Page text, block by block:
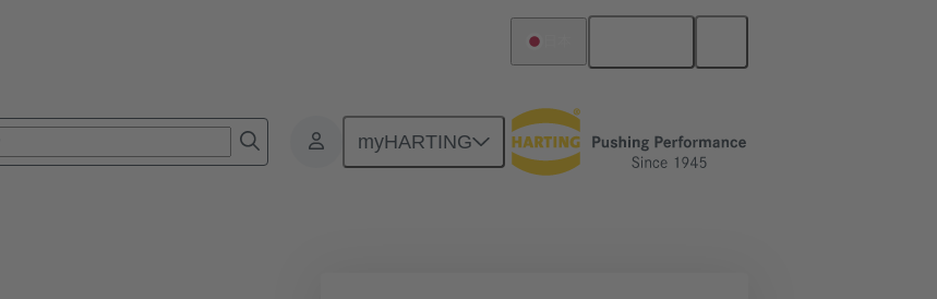
myHARTING
マザーボード ツー ドーターカード接続